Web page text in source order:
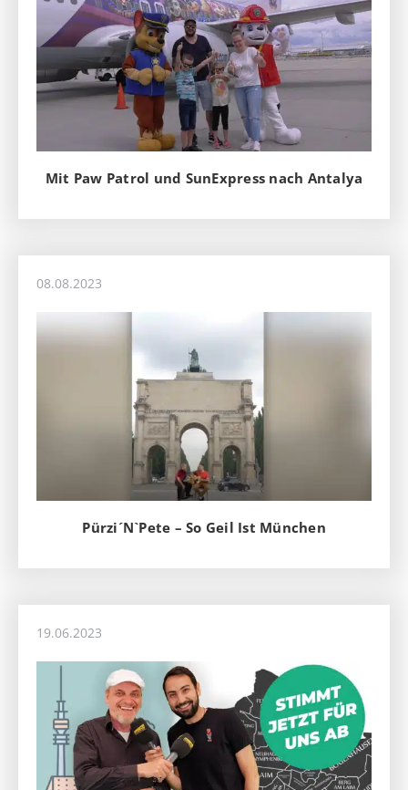
Mit Paw Patrol und SunExpress nach Antalya
08.08.2023
Pürzi´N`Pete – So Geil Ist München
19.06.2023